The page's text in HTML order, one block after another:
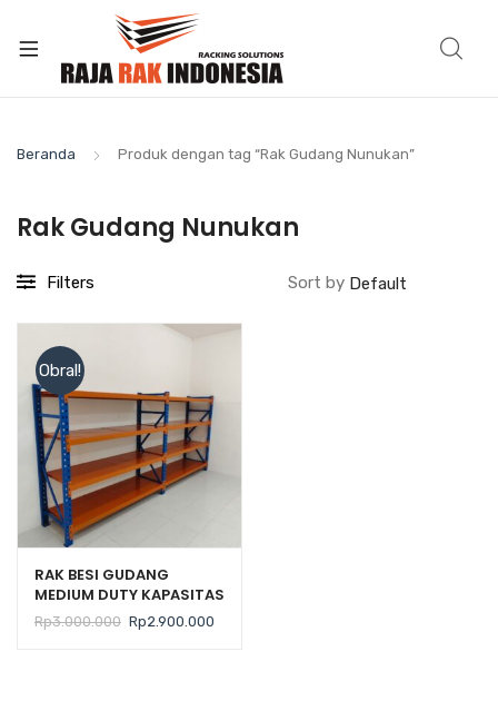
Beranda Produk dengan tag “Rak Gudang Nunukan”
Rak Gudang Nunukan
Filters Sort by
Obral!
RAK BESI GUDANG
MEDIUM DUTY KAPASITAS
300 KG TIPE ZA-300
Rp3.000.000 Harga
Rp2.900.000